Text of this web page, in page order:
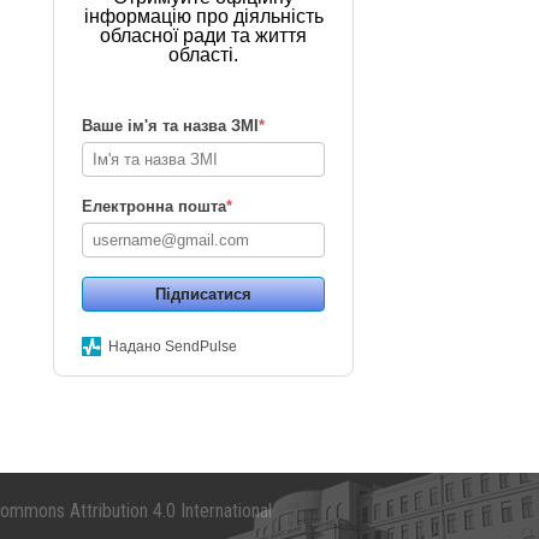
інформацію про діяльність
обласної ради та життя
області.
Ваше ім'я та назва ЗМІ*
Електронна пошта*
Підписатися
Надано SendPulse
Attribution 4.0 International